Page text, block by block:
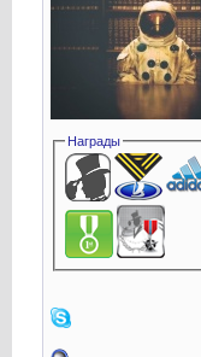
Награды